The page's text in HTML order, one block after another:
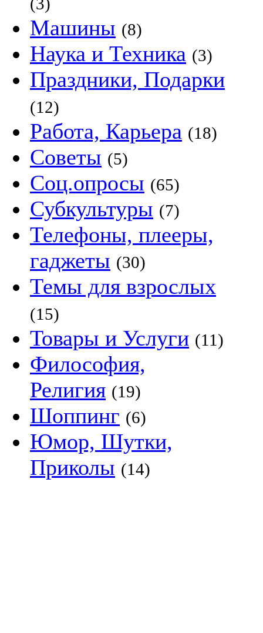
Машины (8)
Наука и Техника (3)
Праздники, Подарки
(12)
Работа, Карьера (18)
Советы (5)
Соц.опросы (65)
Субкультуры (7)
Телефоны, плееры,
гаджеты (30)
Темы для взрослых
(15)
Товары и Услуги (11)
Философия,
Религия (19)
Шоппинг (6)
Юмор, Шутки,
Приколы (14)